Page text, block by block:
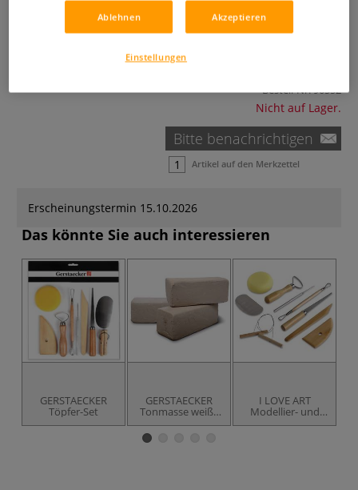
29,90 €
Bestell-Nr.90552
Nicht auf Lager.
Bitte benachrichtigen
Artikel auf den Merkzettel
Erscheinungstermin 15.10.2026
Das könnte Sie auch interessieren
GERSTAECKER
Töpfer-Set
GERSTAECKER
Tonmasse weiß -
fein schamottiert
I LOVE ART
Modellier- und
Töpfer-Set
Ablehnen Akzeptieren
Einstellungen